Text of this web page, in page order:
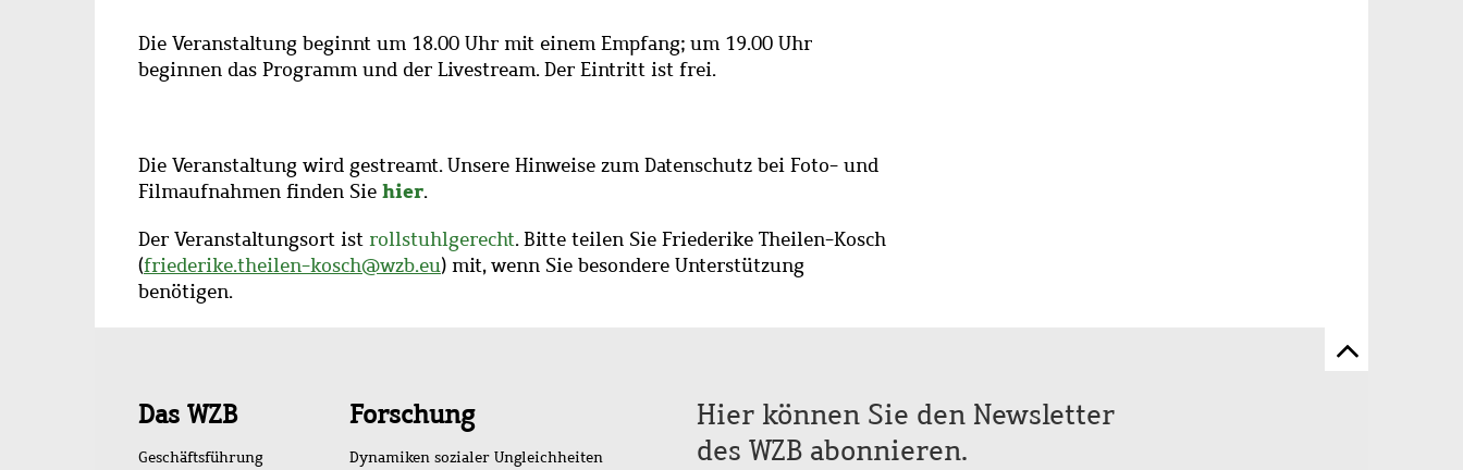
Die Veranstaltung beginnt um 18.00 Uhr mit einem Empfang; um 19.00 Uhr
beginnen das Programm und der Livestream. Der Eintritt ist frei.
Die Veranstaltung wird gestreamt.Unsere Hinweise zum Datenschutz bei Foto- und
Filmaufnahmen finden Sie hier.
Der Veranstaltungsort ist rollstuhlgerecht. Bitte teilen Sie Friederike Theilen-Kosch
(friederike.theilen-kosch@wzb.eu) mit, wenn Sie besondere Unterstützung
benötigen.
Zum
Schnellzugriff
Das WZB
Geschäftsführung
Forschung
Dynamiken sozialer Ungleichheiten
Hier können Sie den Newsletter
des WZB abonnieren.